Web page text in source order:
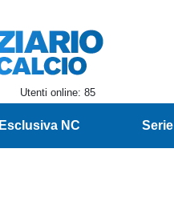
Utenti online: 85
Esclusiva NC